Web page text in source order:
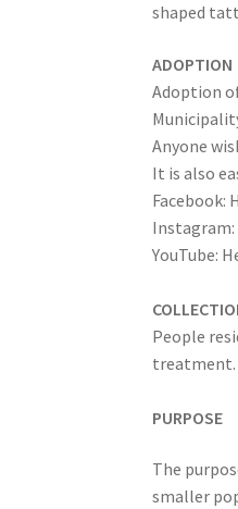
shaped
ADOPTION
Adoption
Anyone
It is also
Facebook:
ΥouTube:
People
treatment.
PURPOSE
The
smaller